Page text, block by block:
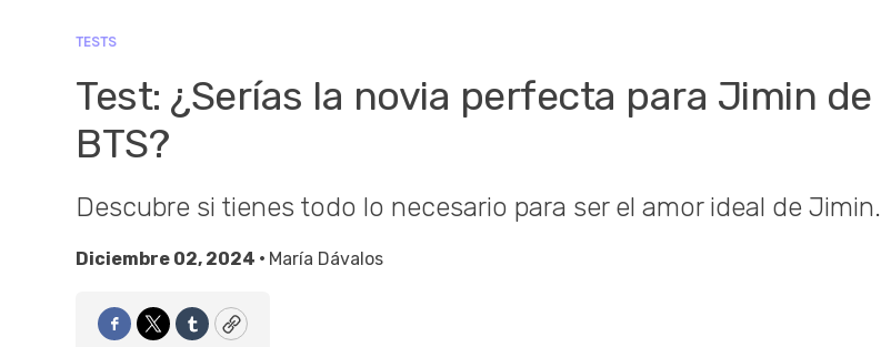
TESTS
Test: ¿Serías la novia perfecta para Jimin de
BTS?
Descubre si tienes todo lo necesario para ser el amor ideal de Jimin.
Diciembre 02, 2024 • María Dávalos
Facebook
TwitterTumblrCopy